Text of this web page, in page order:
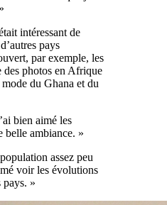
intéressant de
pays
par exemple, les
des photos en Afrique
du Ghana et du
bien aimé les
belle ambiance. »
assez peu
voir les évolutions
pays. »